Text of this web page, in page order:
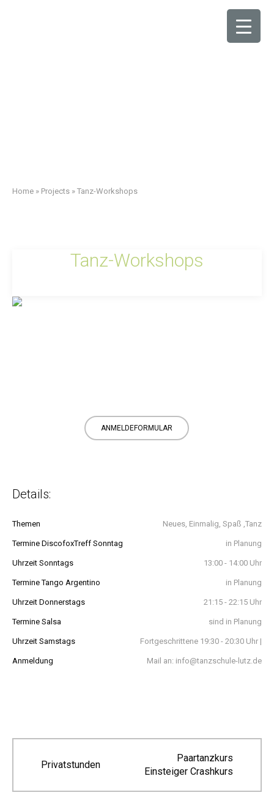
Home » Projects » Tanz-Workshops
Tanz-Workshops
ANMELDEFORMULAR
Details:
Themen Neues, Einmalig, Spaß ,Tanz
Termine DiscofoxTreff Sonntag in Planung
Uhrzeit Sonntags 13:00 - 14:00 Uhr
Termine Tango Argentino in Planung
Uhrzeit Donnerstags 21:15 - 22:15 Uhr
Termine Salsa sind in Planung
Uhrzeit Samstags Fortgeschrittene 19:30 - 20:30 Uhr |
Anmeldung Mail an: info@tanzschule-lutz.de
Privatstunden
Paartanzkurs
Einsteiger Crashkurs